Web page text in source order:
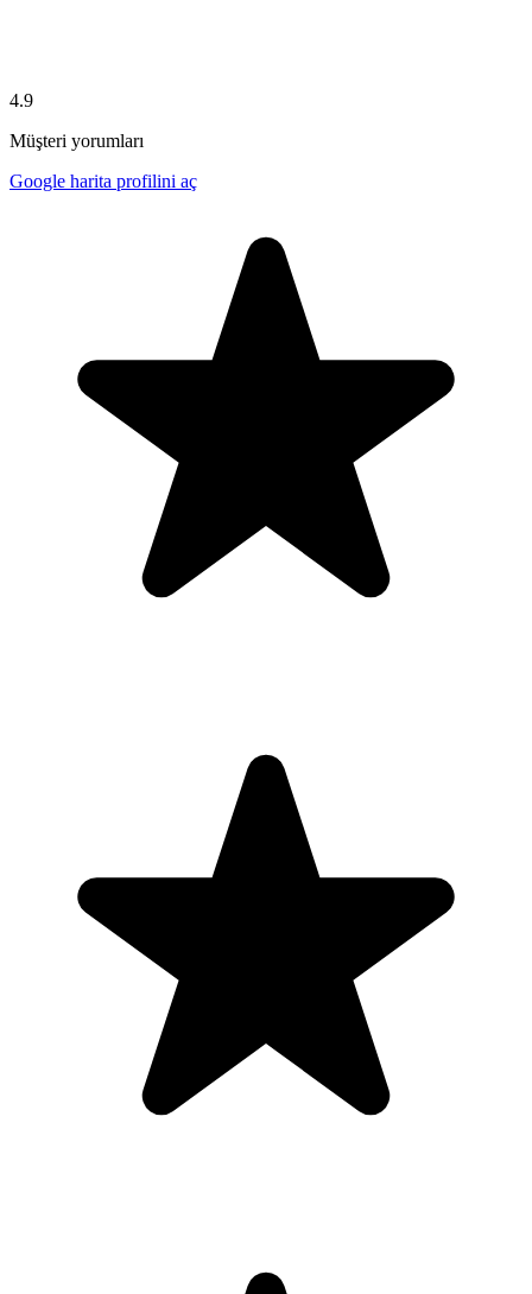
4.9
Müşteri yorumları
Google harita profilini aç